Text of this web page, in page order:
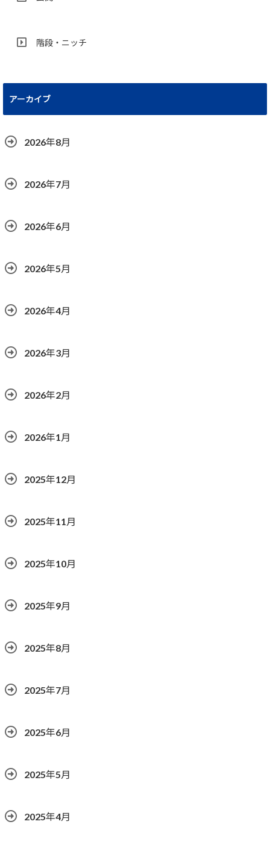
階段・ニッチ
アーカイブ
2026年8月
2026年7月
2026年6月
2026年5月
2026年4月
2026年3月
2026年2月
2026年1月
2025年12月
2025年11月
2025年10月
2025年9月
2025年8月
2025年7月
2025年6月
2025年5月
2025年4月